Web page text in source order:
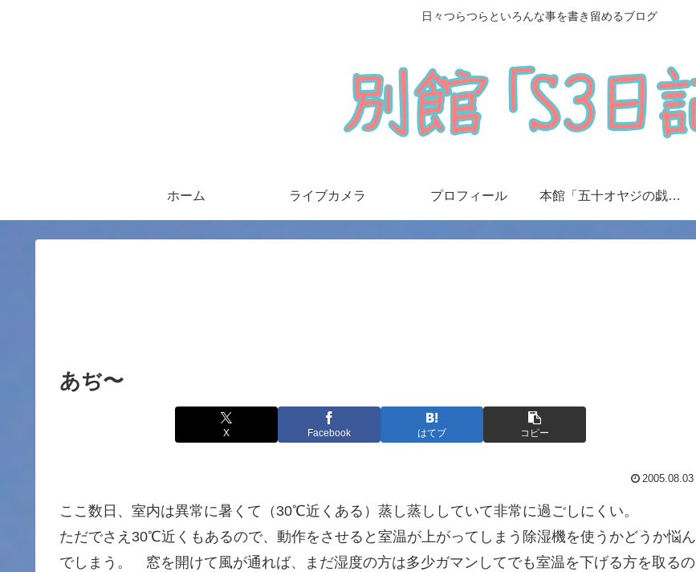
日々つらつらといろんな事を書き留めるブログ
ホーム ライブカメラ プロフィール 本館「五十オヤジの戯言日記」
あぢ〜
X Facebook はてブ コピー
2005.08.03
ここ数日、室内は異常に暑くて（30℃近くある）蒸し蒸ししていて非常に過ごしにくい。
ただでさえ30℃近くもあるので、動作をさせると室温が上がってしまう除湿機を使うかどうか悩ん
でしまう。 窓を開けて風が通れば、まだ湿度の方は多少ガマンしてでも室温を下げる方を取るの